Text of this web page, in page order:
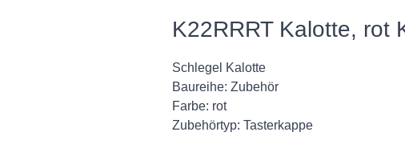
K22RRRT Kalotte, rot
Schlegel Kalotte
Baureihe: Zubehör
Farbe: rot
Zubehörtyp: Tasterkappe